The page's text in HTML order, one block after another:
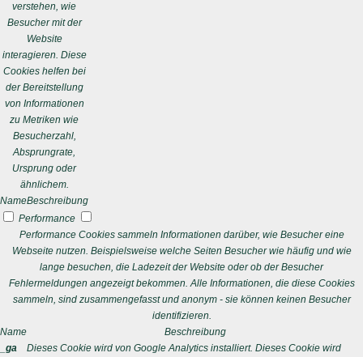
verstehen, wie
Besucher mit der
Website
interagieren. Diese
Cookies helfen bei
der Bereitstellung
von Informationen
zu Metriken wie
Besucherzahl,
Absprungrate,
Ursprung oder
ähnlichem.
NameBeschreibung
Performance
Performance Cookies sammeln Informationen darüber, wie Besucher eine
Webseite nutzen. Beispielsweise welche Seiten Besucher wie häufig und wie
lange besuchen, die Ladezeit der Website oder ob der Besucher
Fehlermeldungen angezeigt bekommen. Alle Informationen, die diese Cookies
sammeln, sind zusammengefasst und anonym - sie können keinen Besucher
identifizieren.
Name
Beschreibung
_ga
Dieses Cookie wird von Google Analytics installiert. Dieses Cookie wird